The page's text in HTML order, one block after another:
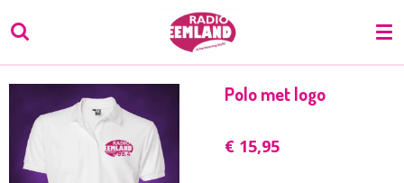
direct
naar
de
hoofdinhoud
Polo met logo
€ 15,95